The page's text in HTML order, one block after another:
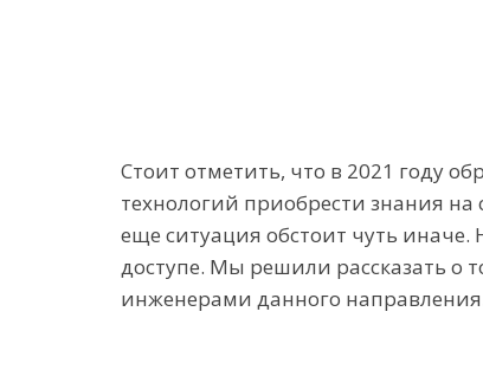
Стоит отметить, что в 2021 году
технологий приобрести знания
еще ситуация обстоит чуть
доступе. Мы решили рассказать о
инженерами данного